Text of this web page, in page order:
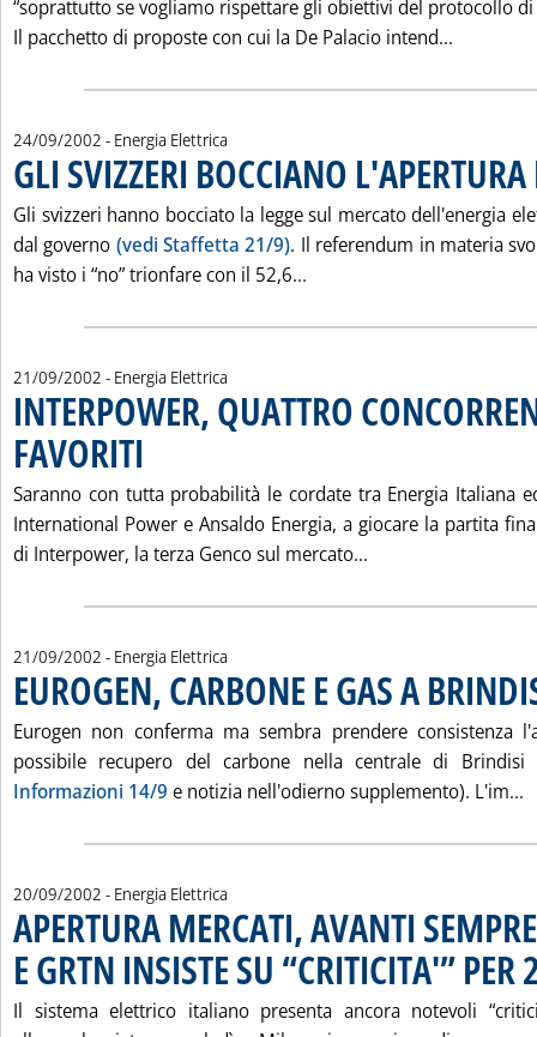
“soprattutto se vogliamo rispettare gli obiettivi del protocollo di
Il pacchetto di proposte con cui la De Palacio intend...
24/09/2002 - Energia Elettrica
GLI SVIZZERI BOCCIANO L'APERTURA
Gli svizzeri hanno bocciato la legge sul mercato dell'energia
dal governo (vedi Staffetta 21/9). Il referendum in materia
ha visto i “no” trionfare con il 52,6...
21/09/2002 - Energia Elettrica
INTERPOWER, QUATTRO
FAVORITI
Saranno con tutta probabilità le cordate tra Energia Italiana
International Power e Ansaldo Energia, a giocare la partita
di Interpower, la terza Genco sul mercato...
21/09/2002 - Energia Elettrica
EUROGEN, CARBONE E GAS A
Eurogen non conferma ma sembra prendere consistenza
possibile recupero del carbone nella centrale di
Informazioni 14/9 e notizia nell'odierno supplemento). L'im...
20/09/2002 - Energia Elettrica
APERTURA MERCATI, AVANTI
E GRTN INSISTE SU “CRITICITA'”
Il sistema elettrico italiano presenta ancora notevoli